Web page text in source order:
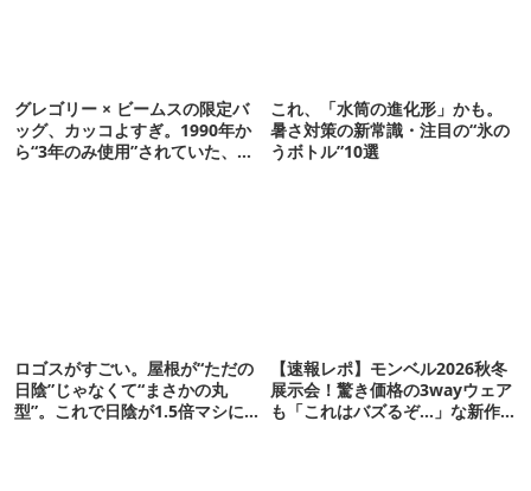
グレゴリー × ビームスの限定バ
ッグ、カッコよすぎ。1990年か
ら“3年のみ使用”されていた、紫
これ、「水筒の進化形」かも。
暑さ対策の新常識・注目の“氷の
うボトル”10選
ロゴスがすごい。屋根が“ただの
日陰”じゃなくて“まさかの丸
型”。これで日陰が1.5倍マシに
【速報レポ】モンベル2026秋冬
展示会！驚き価格の3wayウェア
も「これはバズるぞ…」な新作